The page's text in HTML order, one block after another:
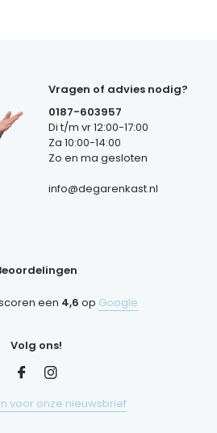
Vragen of advies nodig?
0187-603957
Di t/m vr 12:00-17:00
Za 10:00-14:00
Zo en ma gesloten
info@degarenkast.nl
een 4,6 op Google
Volg ons!
voor onze nieuwsbrief